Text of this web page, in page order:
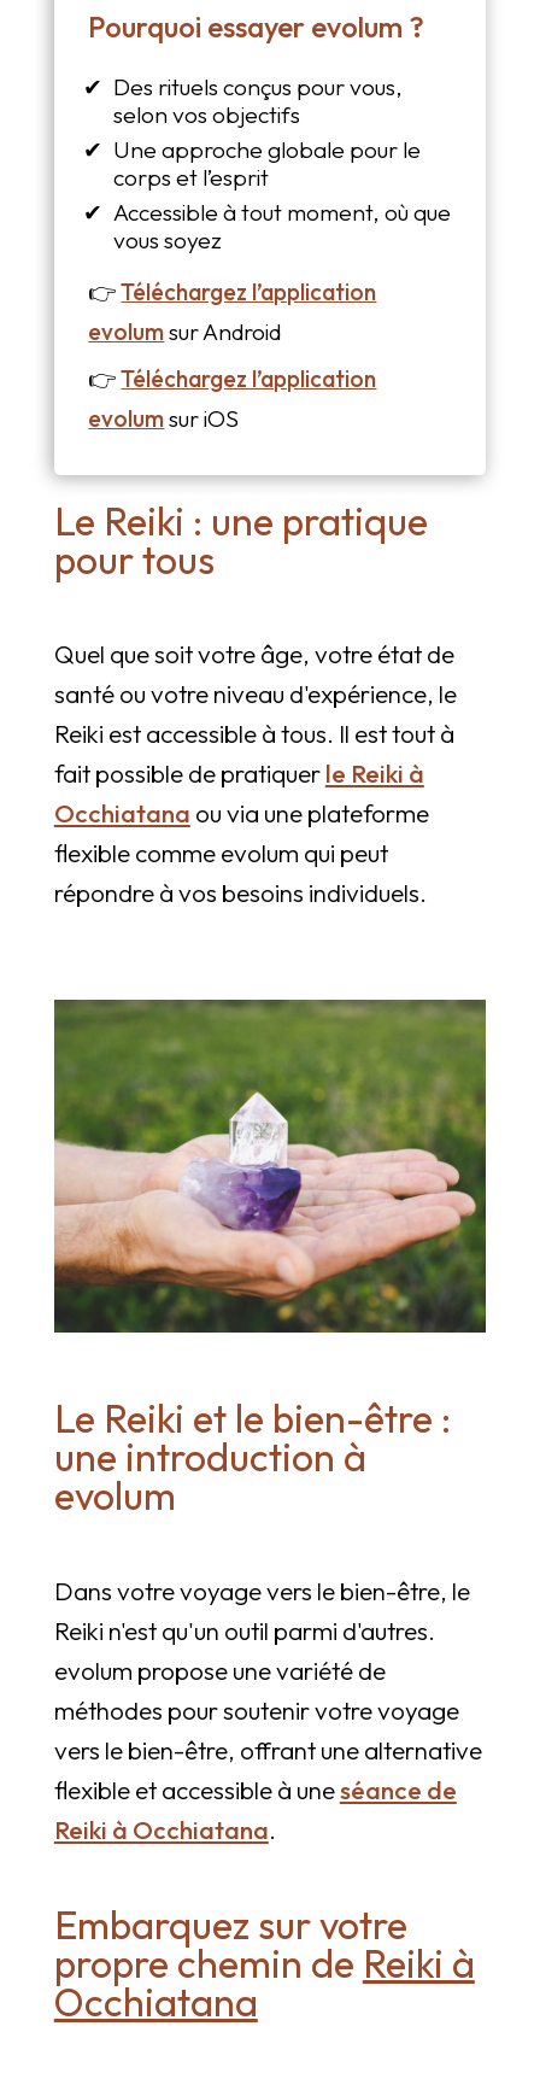
Pourquoi essayer evolum ?
Des rituels conçus pour vous,
selon vos objectifs
Une approche globale pour le
corps et l’esprit
Accessible à tout moment, où que
vous soyez
👉Téléchargez l’application
evolumsur Android
👉Téléchargez l’application
evolumsur iOS
Le Reiki : une pratique
pour tous
Quel que soit votre âge, votre état de
santé ou votre niveau d'expérience, le
Reiki est accessible à tous. Il est tout à
fait possible de pratiquerle Reiki à
Occhiatana ou via une plateforme
flexible comme evolum qui peut
répondre à vos besoins individuels.
Le Reiki et le bien-être :
une introduction à
evolum
Dans votre voyage vers le bien-être, le
Reiki n'est qu'un outil parmi d'autres.
evolum propose une variété de
méthodes pour soutenir votre voyage
vers le bien-être, offrant une alternative
flexible et accessible à uneséance de
Reiki à Occhiatana.
Embarquez sur votre
propre chemin de Reiki à
Occhiatana